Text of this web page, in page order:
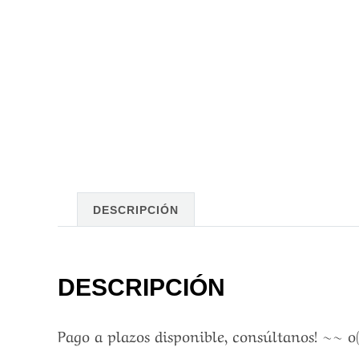
DESCRIPCIÓN
DESCRIPCIÓN
Pago a plazos disponible, consúltanos! ~~